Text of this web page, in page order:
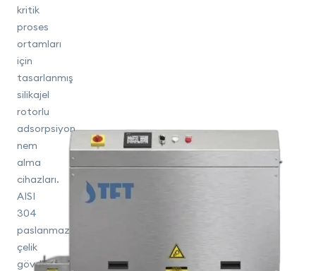
kritik
proses
ortamları
için
tasarlanmış
silikajel
rotorlu
adsorpsiyon
nem
alma
cihazları.
AISI
304
paslanmaz
çelik
gövde,